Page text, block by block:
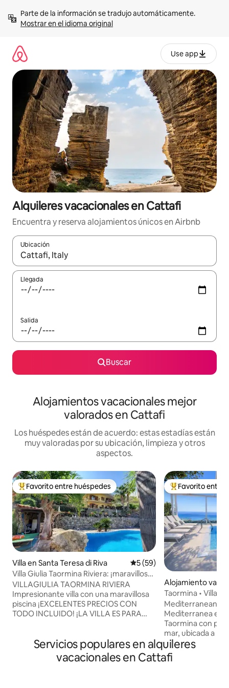
contenidoMostrar en el idioma original
Use app
Alquileres vacacionales en Cattafi
Encuentra y reserva alojamientos únicos en Airbnb
Ubicación
Cuando los resultados estén disponibles, navega con las
Llegada
Salida
Buscar
Alojamientos vacacionales mejor
valorados en Cattafi
Los huéspedes están de acuerdo: estas estadías están
muy valoradas por su ubicación, limpieza y otros
aspectos.
Favorito entre huéspedes preferido
Favorito entre huéspedes
Villa en Santa Teresa di Riva Calificación promedio: 5 de
5 (59)
Villa Giulia Taormina Riviera: ¡maravillosa
villa con piscina!
VILLAGIULIA TAORMINA RIVIERA
Impresionante villa con una maravillosa
piscina ¡EXCELENTES PRECIOS CON
TODO INCLUIDO! ¡LA VILLA ES PARA
ladera con vistas al mar! ¡Excelente base
para visitar la costa de Taormina, el Etna
y el este de Sicilia, a una distancia de
Favorito entre
Favorito entre
Alojamiento
mina
Taormina • Villa
privada
Mediterranean
Mediterranea es
Taormina con
mar, ubicada a
histórico. Ofrece
exclusivos con
comedor al aire
Servicios populares en alquileres
vacacionales en Cattafi